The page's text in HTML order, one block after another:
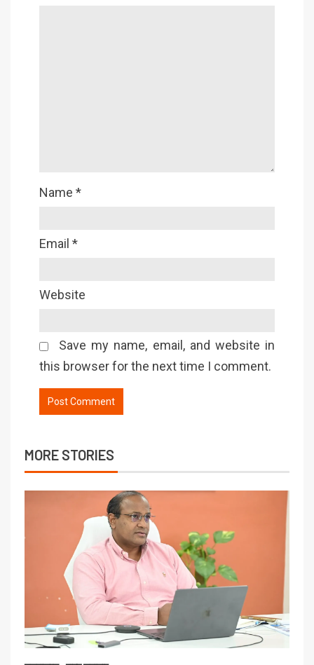
Name *
Email *
Website
Save my name, email, and website in
this browser for the next time I comment.
MORE STORIES